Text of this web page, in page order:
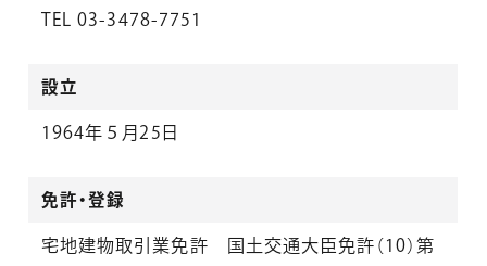
TEL 03-3478-7751
設立
1964年５月25日
免許・登録
宅地建物取引業免許 国土交通大臣免許（10）第